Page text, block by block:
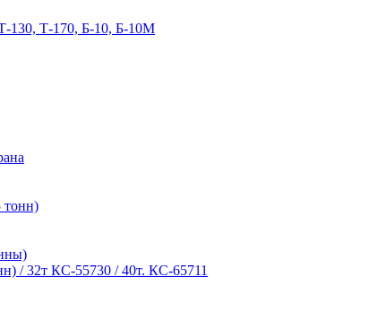
Т-130, Т-170, Б-10, Б-10М
тонн)
/ 32т КС-55730 / 40т. КС-65711